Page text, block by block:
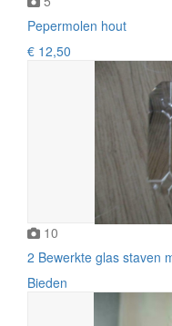
Pepermolen hout
€ 12,50
10
2 Bewerkte glas staven
Bieden